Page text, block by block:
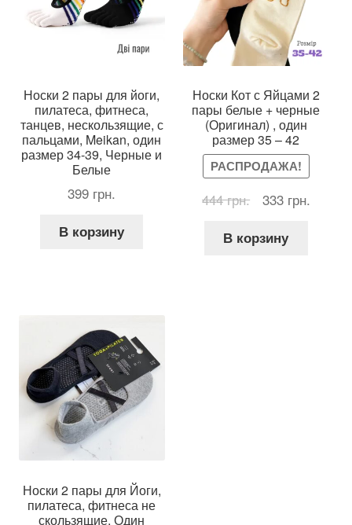
Носки 2 пары для йоги,
пилатеса, фитнеса,
танцев, нескользящие, с
пальцами, Meikan, один
размер 34-39, Черные и
Белые
399 грн.
В корзину
Носки Кот с Яйцами 2
пары белые + черные
(Оригинал) , один
размер 35 – 42
РАСПРОДАЖА!
444грн.
составляла
444 грн..
333 грн.
В корзину
Носки 2 пары для Йоги,
пилатеса, фитнеса не
скользящие, Один